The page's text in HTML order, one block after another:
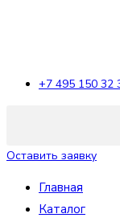
+7 495 150 32
Оставить заявку
Главная
Каталог